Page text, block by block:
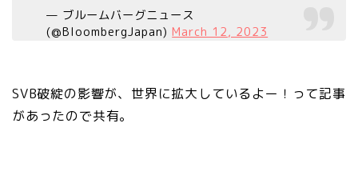
— ブルームバーグニュース
(@BloombergJapan) March 12, 2023
SVB破綻の影響が、世界に拡大しているよー！って記事
があったので共有。